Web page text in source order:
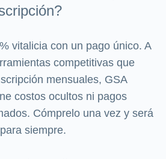
vitalicia con un pago único. A
competitivas que
mensuales, GSA
costos ocultos ni pagos
Cómprelo una vez y será
siempre.